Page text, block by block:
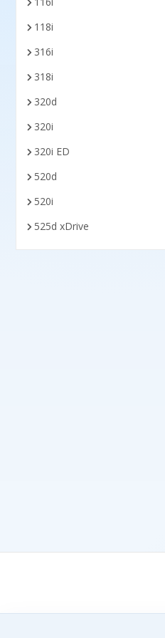
118i
316i
318i
320d
320i
320i ED
520d
520i
525d xDrive